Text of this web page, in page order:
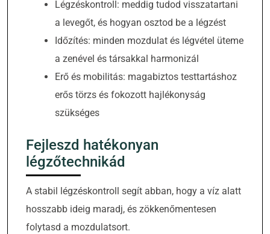
Légzéskontroll: meddig tudod visszatartani
a levegőt, és hogyan osztod be a légzést
Időzítés: minden mozdulat és légvétel üteme
a zenével és társakkal harmonizál
Erő és mobilitás: magabiztos testtartáshoz
erős törzs és fokozott hajlékonyság
szükséges
Fejleszd hatékonyan
légzőtechnikád
A stabil légzéskontroll segít abban, hogy a víz alatt
hosszabb ideig maradj, és zökkenőmentesen
folytasd a mozdulatsort.